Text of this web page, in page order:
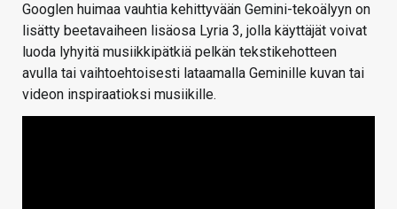
Googlen huimaa vauhtia kehittyvään Gemini-tekoälyyn on
lisätty beetavaiheen lisäosa Lyria 3, jolla käyttäjät voivat
luoda lyhyitä musiikkipätkiä pelkän tekstikehotteen
avulla tai vaihtoehtoisesti lataamalla Geminille kuvan tai
videon inspiraatioksi musiikille.